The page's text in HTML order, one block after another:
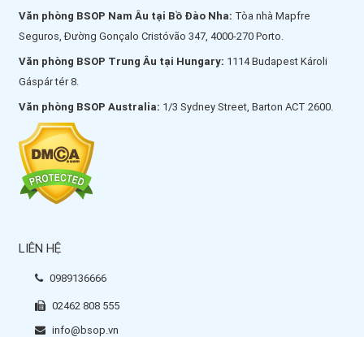
Văn phòng BSOP Nam Âu tại Bồ Đào Nha: Tòa nhà Mapfre
Seguros, Đường Gonçalo Cristóvão 347, 4000-270 Porto.
Văn phòng BSOP Trung Âu tại Hungary: 1114 Budapest Károli
Gáspár tér 8.
Văn phòng BSOP Australia: 1/3 Sydney Street, Barton ACT 2600.
LIÊN HỆ
0989136666
02462 808 555
info@bsop.vn